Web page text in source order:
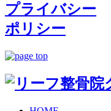
プライバシー
ポリシー